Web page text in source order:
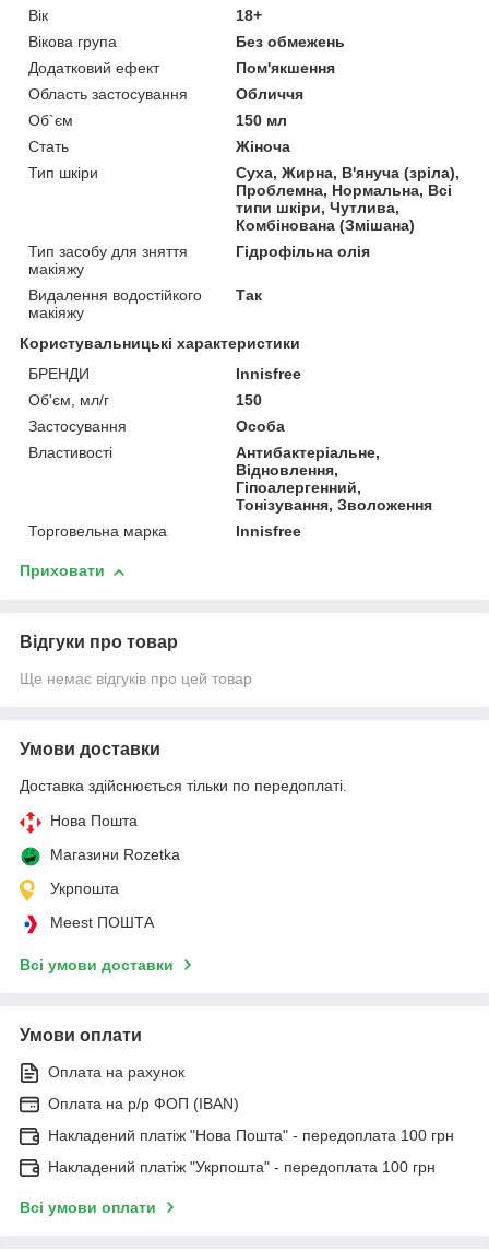
Вік
18+
Вікова група
Без обмежень
Додатковий ефект
Пом'якшення
Область застосування
Обличчя
Об`єм
150 мл
Стать
Жіноча
Тип шкіри
Суха, Жирна, В'януча (зріла),
Проблемна, Нормальна, Всі
типи шкіри, Чутлива,
Комбінована (Змішана)
Тип засобу для зняття
макіяжу
Гідрофільна олія
Видалення водостійкого
макіяжу
Так
Користувальницькі характеристики
БРЕНДИ
Innisfree
Об'єм, мл/г
150
Застосування
Особа
Властивості
Антибактеріальне,
Відновлення,
Гіпоалергенний,
Тонізування, Зволоження
Торговельна марка
Innisfree
Приховати
Відгуки про товар
Ще немає відгуків про цей товар
Умови доставки
Доставка здійснюється тільки по передоплаті.
Нова Пошта
Магазини Rozetka
Укрпошта
Meest ПОШТА
Всі умови доставки
Умови оплати
Оплата на рахунок
Оплата на р/р ФОП (IBAN)
Накладений платіж "Нова Пошта" - передоплата 100 грн
Накладений платіж "Укрпошта" - передоплата 100 грн
Всі умови оплати